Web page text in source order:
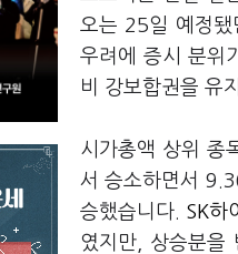
오는 25일 예정됐
우려에 증시 분위
비 강보합권을 유
시가총액 상위 종
서 승소하면서
승했습니다. SK하
였지만, 상승분을